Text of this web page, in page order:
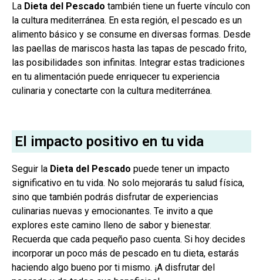
La Dieta del Pescado también tiene un fuerte vínculo con
la cultura mediterránea. En esta región, el pescado es un
alimento básico y se consume en diversas formas. Desde
las paellas de mariscos hasta las tapas de pescado frito,
las posibilidades son infinitas. Integrar estas tradiciones
en tu alimentación puede enriquecer tu experiencia
culinaria y conectarte con la cultura mediterránea.
El impacto positivo en tu vida
Seguir la Dieta del Pescado puede tener un impacto
significativo en tu vida. No solo mejorarás tu salud física,
sino que también podrás disfrutar de experiencias
culinarias nuevas y emocionantes. Te invito a que
explores este camino lleno de sabor y bienestar.
Recuerda que cada pequeño paso cuenta. Si hoy decides
incorporar un poco más de pescado en tu dieta, estarás
haciendo algo bueno por ti mismo. ¡A disfrutar del